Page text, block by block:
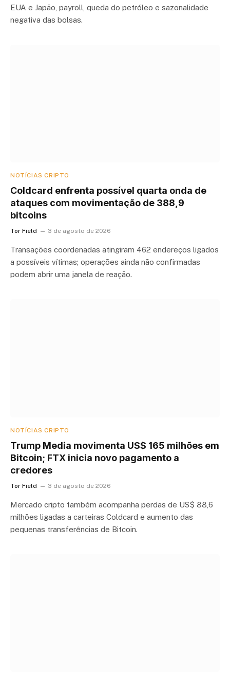
EUA e Japão, payroll, queda do petróleo e sazonalidade
negativa das bolsas.
NOTÍCIAS CRIPTO
Coldcard enfrenta possível quarta onda de
ataques com movimentação de 388,9
bitcoins
Tor Field 3 de agosto de 2026
Transações coordenadas atingiram 462 endereços ligados
a possíveis vítimas; operações ainda não confirmadas
podem abrir uma janela de reação.
NOTÍCIAS CRIPTO
Trump Media movimenta US$ 165 milhões em
Bitcoin; FTX inicia novo pagamento a
credores
Tor Field 3 de agosto de 2026
Mercado cripto também acompanha perdas de US$ 88,6
milhões ligadas a carteiras Coldcard e aumento das
pequenas transferências de Bitcoin.